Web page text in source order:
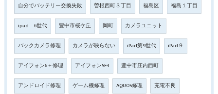
自分でバッテリー交換失敗 曽根西町３丁目 福島区 福島１丁目
ipad 6世代 豊中市桜ケ丘 岡町 カメラユニット
バックカメラ修理 カメラが映らない iPad第9世代 iPad９
アイフォン6＋修理 アイフォンSE3 豊中市庄内西町
アンドロイド修理 ゲーム機修理 AQUOS修理 充電不良